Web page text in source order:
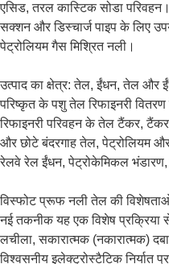
एसिड, तरल कास्टिक सोडा
सक्शन और डिस्चार्ज पाइप के लिए
पेट्रोलियम गैस मिश्रित नली।
उत्पाद का क्षेत्र: तेल, ईंधन, तेल
परिष्कृत के पशु तेल रिफाइनरी
रिफाइनरी परिवहन के तेल टैंकर,
और छोटे बंदरगाह तेल, पेट्रोलियम
रेलवे रेल ईंधन, पेट्रोकेमिकल
विस्फोट प्रूफ नली तेल की
नई तकनीक यह एक विशेष प्रक्रिया
लचीला, सकारात्मक (नकारात्मक)
विश्वसनीय इलेक्ट्रोस्टैटिक निर्यात